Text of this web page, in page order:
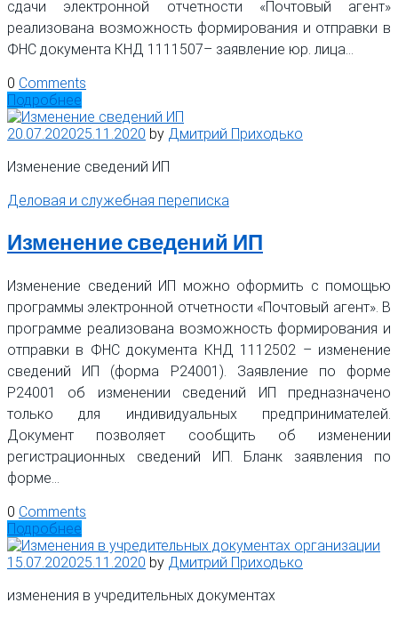
сдачи электронной отчетности «Почтовый агент»
реализована возможность формирования и отправки в
ФНС документа КНД 1111507– заявление юр. лица…
0 Comments
Подробнее
20.07.202025.11.2020 by Дмитрий Приходько
Изменение сведений ИП
Деловая и служебная переписка
Изменение сведений ИП
Изменение сведений ИП можно оформить с помощью
программы электронной отчетности «Почтовый агент». В
программе реализована возможность формирования и
отправки в ФНС документа КНД 1112502 – изменение
сведений ИП (форма Р24001). Заявление по форме
Р24001 об изменении сведений ИП предназначено
только для индивидуальных предпринимателей.
Документ позволяет сообщить об изменении
регистрационных сведений ИП. Бланк заявления по
форме…
0 Comments
Подробнее
15.07.202025.11.2020 by Дмитрий Приходько
изменения в учредительных документах